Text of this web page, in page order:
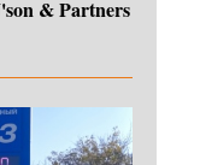
& Partners